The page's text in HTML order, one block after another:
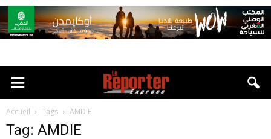
Accueil Tags AMDIE
Tag: AMDIE